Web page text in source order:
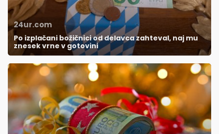
24ur.com
Po izplačani božičnici od delavca zahteval, naj mu
znesek vrne v gotovini